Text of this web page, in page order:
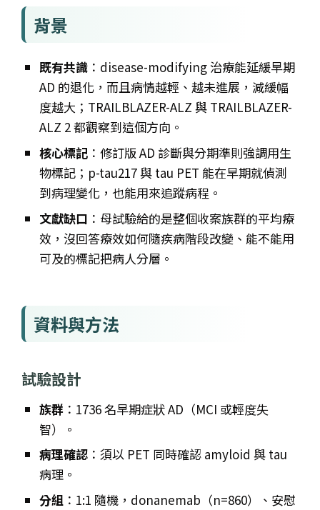
背景
既有共識 ：disease-modifying 治療能延緩早期
AD 的退化，而且病情越輕、越未進展，減緩幅
度越大；TRAILBLAZER-ALZ 與 TRAILBLAZER-
ALZ 2 都觀察到這個方向。
核心標記 ：修訂版 AD 診斷與分期準則強調用生
物標記；p-tau217 與 tau PET 能在早期就偵測
到病理變化，也能用來追蹤病程。
文獻缺口 ：母試驗給的是整個收案族群的平均療
效，沒回答療效如何隨疾病階段改變、能不能用
可及的標記把病人分層。
資料與方法
試驗設計
族群 ：1736 名早期症狀 AD（MCI 或輕度失
智）。
病理確認 ：須以 PET 同時確認 amyloid 與 tau
病理。
分組 ：1:1 隨機，donanemab（n=860）、安慰